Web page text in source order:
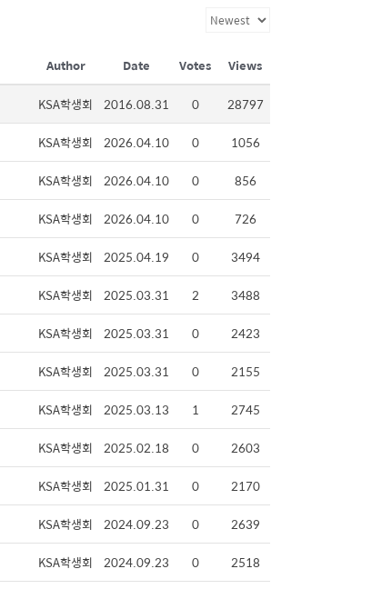
Author Date Votes Views
KSA학생회 2016.08.31 0
28797
KSA학생회 2026.04.10 0
1056
KSA학생회 2026.04.10 0
856
KSA학생회 2026.04.10 0
726
KSA학생회 2025.04.19 0
3494
KSA학생회 2025.03.31 2
3488
KSA학생회 2025.03.31 0
2423
KSA학생회 2025.03.31 0
2155
KSA학생회 2025.03.13 1
2745
KSA학생회 2025.02.18 0
2603
KSA학생회 2025.01.31 0
2170
KSA학생회 2024.09.23 0
2639
KSA학생회 2024.09.23 0
2518